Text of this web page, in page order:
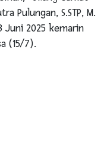
Pulungan, S.STP, M.
Juni 2025 kemarin
(15/7).